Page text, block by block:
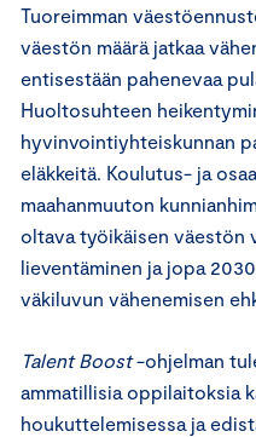
Tuoreimman
väestön määrä jatkaa
entisestään pahenevaa
Huoltosuhteen
hyvinvointiyhteiskunnan
eläkkeitä. Koulutus- ja
maahanmuuton
oltava työikäisen väestön
lieventäminen ja jopa
väkiluvun vähenemisen
Talent Boost-ohjelman
ammatillisia oppilaitoksia
houkuttelemisessa ja